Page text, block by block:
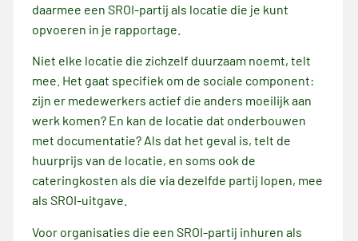
daarmee een SROI-partij als locatie die je kunt
opvoeren in je rapportage.
Niet elke locatie die zichzelf duurzaam noemt, telt
mee. Het gaat specifiek om de sociale component:
zijn er medewerkers actief die anders moeilijk aan
werk komen? En kan de locatie dat onderbouwen
met documentatie? Als dat het geval is, telt de
huurprijs van de locatie, en soms ook de
cateringkosten als die via dezelfde partij lopen, mee
als SROI-uitgave.
Voor organisaties die een SROI-partij inhuren als